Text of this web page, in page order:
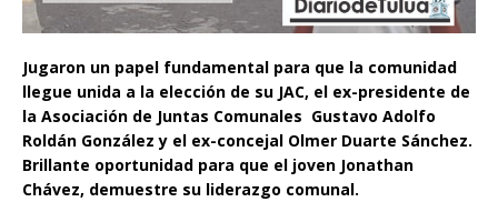
Jugaron un papel fundamental para que la comunidad
llegue unida a la elección de su JAC, el ex-presidente de
la Asociación de Juntas Comunales Gustavo Adolfo
Roldán González y el ex-concejal Olmer Duarte Sánchez.
Brillante oportunidad para que el joven Jonathan
Chávez, demuestre su liderazgo comunal.